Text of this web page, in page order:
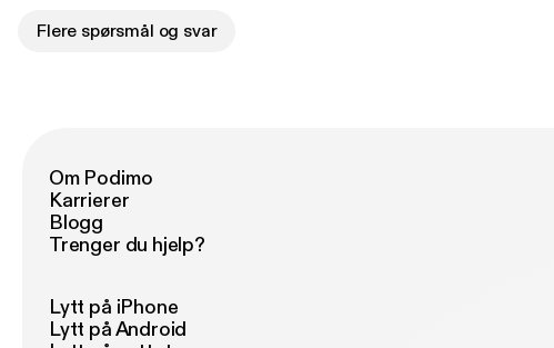
Flere spørsmål og svar
Om Podimo
Karrierer
Blogg
Trenger du hjelp?
Lytt på iPhone
Lytt på Android